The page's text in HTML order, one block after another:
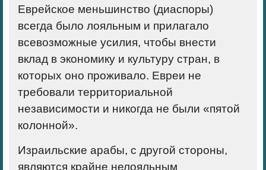
Еврейское меньшинство (диаспоры)
всегда было лояльным и прилагало
всевозможные усилия, чтобы внести
вклад в экономику и культуру стран, в
которых оно проживало. Евреи не
требовали территориальной
независимости и никогда не были «пятой
колонной».
Израильские арабы, с другой стороны,
являются крайне нелояльным